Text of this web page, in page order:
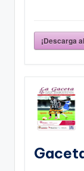
¡Descarga